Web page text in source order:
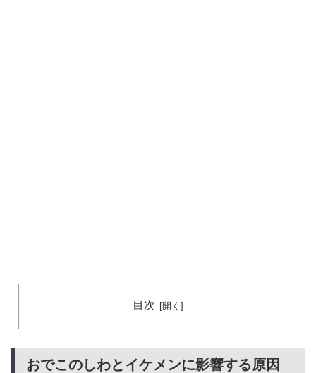
目次
おでこのしわとイケメンに影響する原因